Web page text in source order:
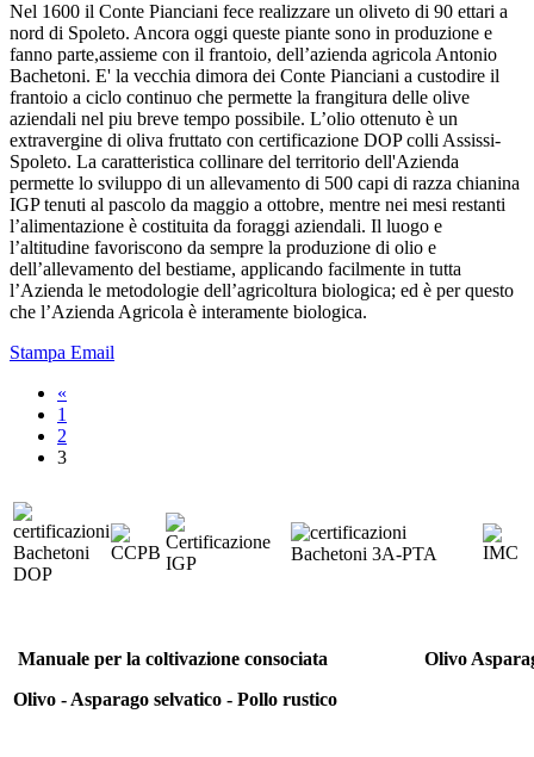
Nel 1600 il Conte Pianciani fece realizzare un oliveto di 90 ettari a
nord di Spoleto. Ancora oggi queste piante sono in produzione e
fanno parte,assieme con il frantoio, dell’azienda agricola Antonio
Bachetoni. E' la vecchia dimora dei Conte Pianciani a custodire il
frantoio a ciclo continuo che permette la frangitura delle olive
aziendali nel piu breve tempo possibile. L’olio ottenuto è un
extravergine di oliva fruttato con certificazione DOP colli Assissi-
Spoleto. La caratteristica collinare del territorio dell'Azienda
permette lo sviluppo di un allevamento di 500 capi di razza chianina
IGP tenuti al pascolo da maggio a ottobre, mentre nei mesi restanti
l’alimentazione è costituita da foraggi aziendali. Il luogo e
l’altitudine favoriscono da sempre la produzione di olio e
dell’allevamento del bestiame, applicando facilmente in tutta
l’Azienda le metodologie dell’agricoltura biologica; ed è per questo
che l’Azienda Agricola è interamente biologica.
Stampa Email
«
1
2
3
Manuale per la coltivazione consociata
Olivo - Asparago selvatico - Pollo rustico
Olivo